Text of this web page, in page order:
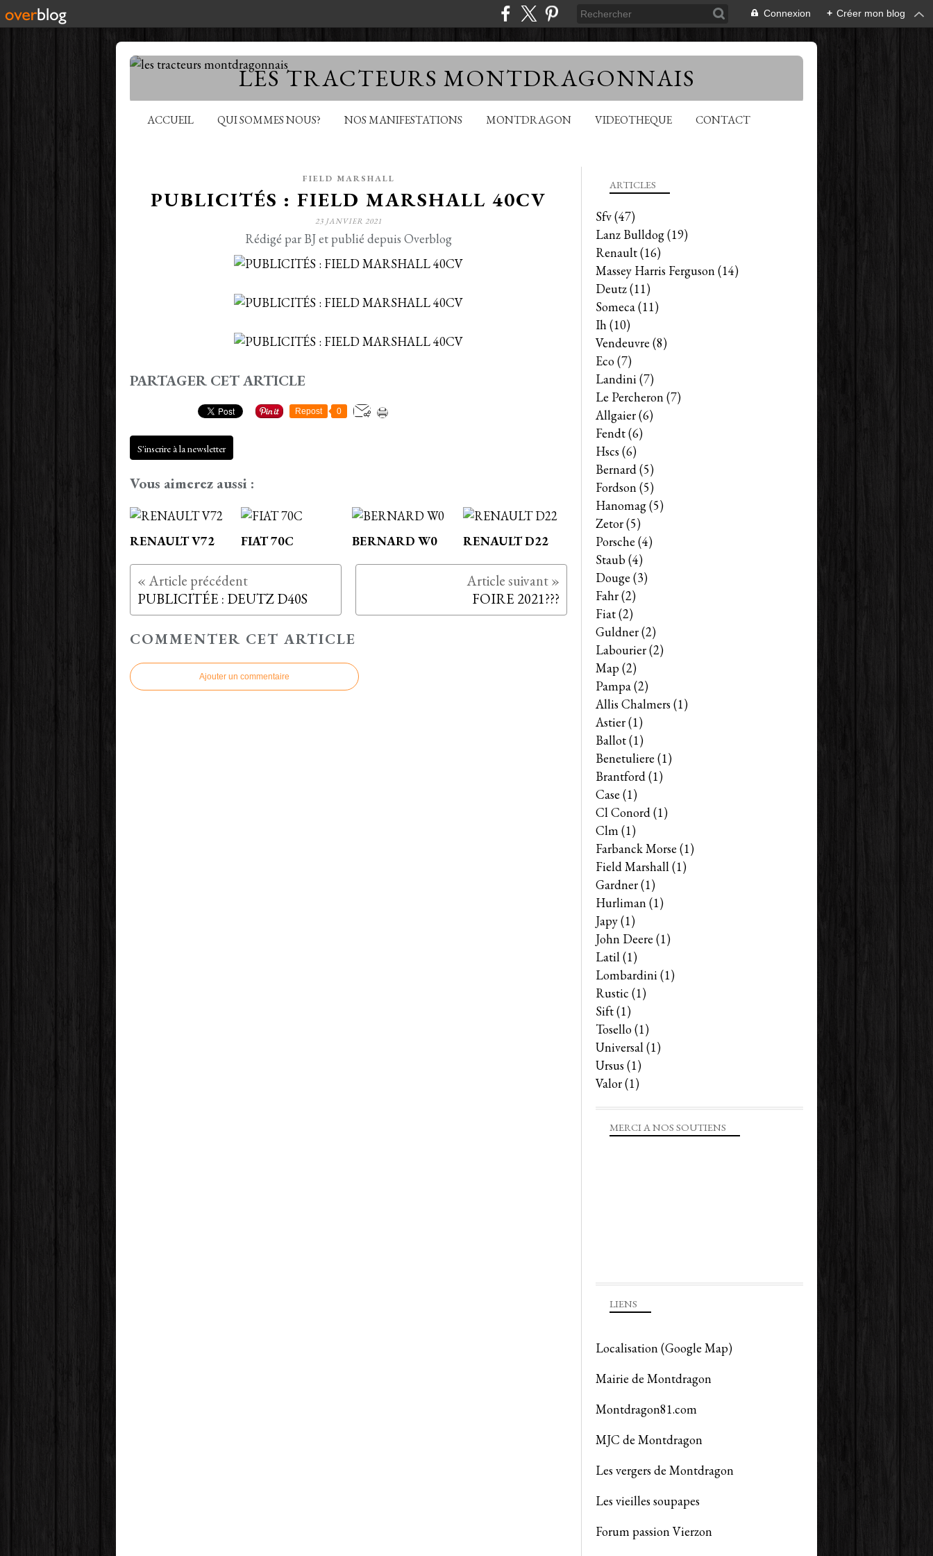
Connexion + Créer mon blog
LES TRACTEURS MONTDRAGONNAIS
ACCUEIL QUI SOMMES NOUS? NOS MANIFESTATIONS MONTDRAGON VIDEOTHEQUE CONTACT
FIELD MARSHALL
PUBLICITÉS : FIELD MARSHALL 40CV
23 JANVIER 2021
Rédigé par BJ et publié depuis Overblog
PARTAGER CET ARTICLE
Repost 0
S'inscrire à la newsletter
Vous aimerez aussi :
RENAULT V72 FIAT 70C BERNARD W0 RENAULT D22
PUBLICITÉE : DEUTZ D40S FOIRE 2021???
COMMENTER CET ARTICLE
Ajouter un commentaire
ARTICLES
Sfv(47)
Lanz Bulldog(19)
Renault(16)
Massey Harris Ferguson(14)
Deutz(11)
Someca(11)
Ih(10)
Vendeuvre (8)
Eco(7)
Landini(7)
Le Percheron(7)
Allgaier(6)
Fendt(6)
Hscs (6)
Bernard(5)
Fordson(5)
Hanomag(5)
Zetor(5)
Porsche (4)
Staub(4)
Douge (3)
Fahr(2)
Fiat(2)
Guldner(2)
Labourier(2)
Map(2)
Pampa(2)
Allis Chalmers (1)
Astier(1)
Ballot(1)
Benetuliere (1)
Brantford(1)
Case (1)
Cl Conord(1)
Clm(1)
Farbanck Morse (1)
Field Marshall(1)
Gardner(1)
Hurliman(1)
Japy(1)
John Deere (1)
Latil(1)
Lombardini(1)
Rustic (1)
Sift(1)
Tosello(1)
Universal(1)
Ursus (1)
Valor(1)
LIENS
Localisation (Google Map)
Mairie de Montdragon
Montdragon81.com
MJC de Montdragon
Les vergers de Montdragon
Les vieilles soupapes
Forum passion Vierzon
MERCI A NOS SOUTIENS